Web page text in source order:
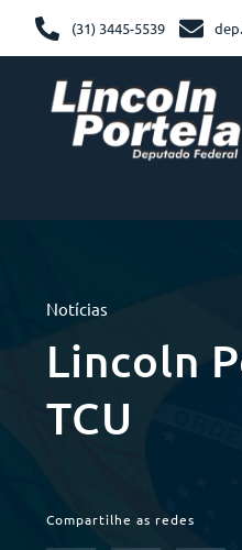
(31) 3445-5539
Notícias
Lincoln
TCU
Compartilhe as redes